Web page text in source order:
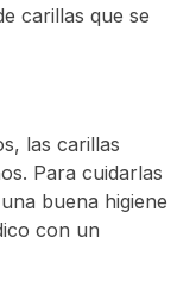
carillas que se
las carillas
Para cuidarlas
buena higiene
con un